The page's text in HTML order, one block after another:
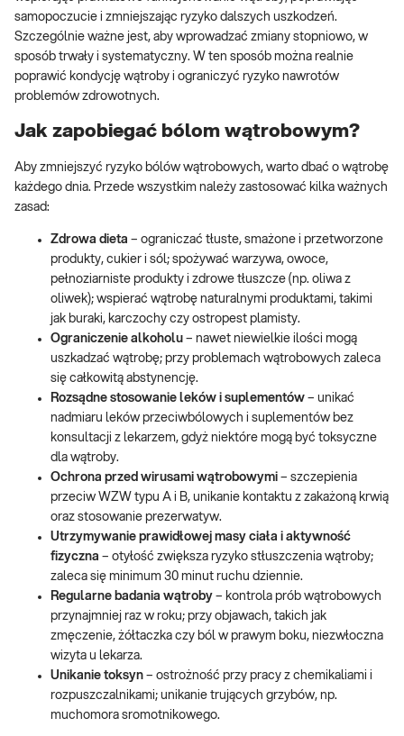
samopoczucie i zmniejszając ryzyko dalszych uszkodzeń.
Szczególnie ważne jest, aby wprowadzać zmiany stopniowo, w
sposób trwały i systematyczny. W ten sposób można realnie
poprawić kondycję wątroby i ograniczyć ryzyko nawrotów
problemów zdrowotnych.
Jak zapobiegać bólom wątrobowym?
Aby zmniejszyć ryzyko bólów wątrobowych, warto dbać o wątrobę
każdego dnia. Przede wszystkim należy zastosować kilka ważnych
zasad:
Zdrowa dieta – ograniczać tłuste, smażone i przetworzone
produkty, cukier i sól; spożywać warzywa, owoce,
pełnoziarniste produkty i zdrowe tłuszcze (np. oliwa z
oliwek); wspierać wątrobę naturalnymi produktami, takimi
jak buraki, karczochy czy ostropest plamisty.
Ograniczenie alkoholu – nawet niewielkie ilości mogą
uszkadzać wątrobę; przy problemach wątrobowych zaleca
się całkowitą abstynencję.
Rozsądne stosowanie leków i suplementów – unikać
nadmiaru leków przeciwbólowych i suplementów bez
konsultacji z lekarzem, gdyż niektóre mogą być toksyczne
dla wątroby.
Ochrona przed wirusami wątrobowymi – szczepienia
przeciw WZW typu A i B, unikanie kontaktu z zakażoną krwią
oraz stosowanie prezerwatyw.
Utrzymywanie prawidłowej masy ciała i aktywność
fizyczna – otyłość zwiększa ryzyko stłuszczenia wątroby;
zaleca się minimum 30 minut ruchu dziennie.
Regularne badania wątroby – kontrola prób wątrobowych
przynajmniej raz w roku; przy objawach, takich jak
zmęczenie, żółtaczka czy ból w prawym boku, niezwłoczna
wizyta u lekarza.
Unikanie toksyn – ostrożność przy pracy z chemikaliami i
rozpuszczalnikami; unikanie trujących grzybów, np.
muchomora sromotnikowego.